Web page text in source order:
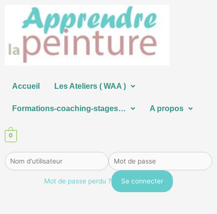
contenu
Accueil Les Ateliers ( WAA )
Formations-coaching-stages… A propos
0
Mot de passe perdu ?